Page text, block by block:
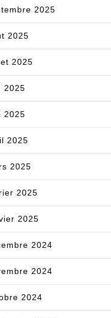
2025
2025
2025
2025
2025
2025
2025
2025
2025
2024
2024
2024